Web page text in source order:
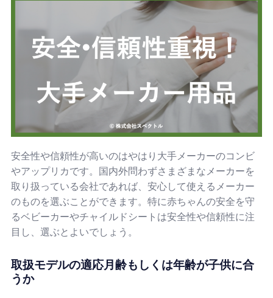
安全性や信頼性が高いのはやはり大手メーカーのコンビ
やアップリカです。国内外問わずさまざまなメーカーを
取り扱っている会社であれば、安心して使えるメーカー
のものを選ぶことができます。特に赤ちゃんの安全を守
るベビーカーやチャイルドシートは安全性や信頼性に注
目し、選ぶとよいでしょう。
取扱モデルの適応月齢もしくは年齢が子供に合
うか